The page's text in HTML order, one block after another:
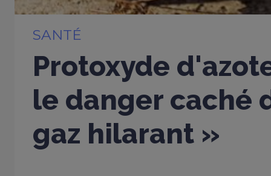
SANTÉ
Protoxyde
le danger caché
gaz hilarant »